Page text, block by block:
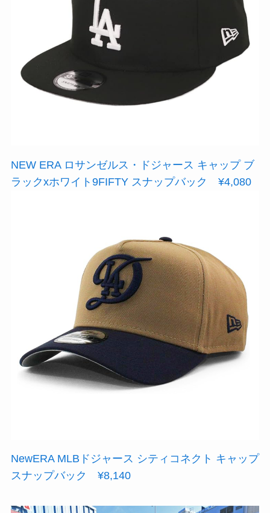
NEW ERA ロサンゼルス・ドジャース キャップ ブ
ラックxホワイト9FIFTY スナップバック ¥4,080
NewERA MLBドジャース シティコネクト キャップ
スナップバック ¥8,140